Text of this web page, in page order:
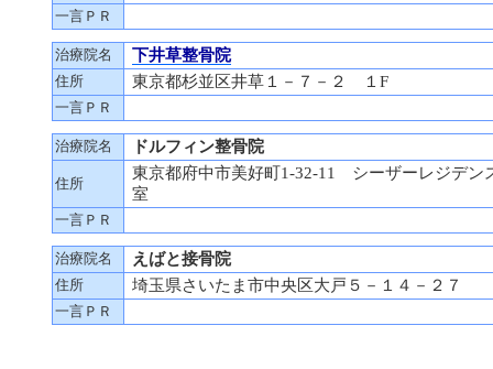
一言ＰＲ
治療院名 下井草整骨院
住所 東京都杉並区井草１－７－２ １F
一言ＰＲ
治療院名 ドルフィン整骨院
住所
東京都府中市美好町1-32-11 シーザーレジデン
室
一言ＰＲ
治療院名 えばと接骨院
住所 埼玉県さいたま市中央区大戸５－１４－２７
一言ＰＲ